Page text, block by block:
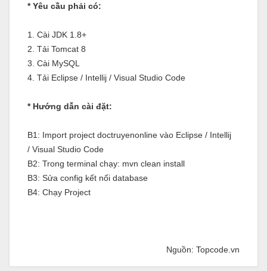
* Yêu cầu phải có:
1. Cài JDK 1.8+
2. Tải Tomcat 8
3. Cài MySQL
4. Tải Eclipse / Intellij / Visual Studio Code
* Hướng dẫn cài đặt:
B1: Import project doctruyenonline vào Eclipse / Intellij
/ Visual Studio Code
B2: Trong terminal chạy: mvn clean install
B3: Sửa config kết nối database
B4: Chạy Project
Nguồn: Topcode.vn